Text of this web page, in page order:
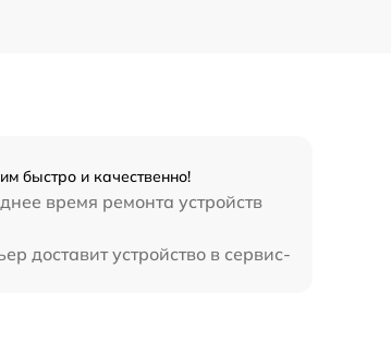
быстро и качественно!
время ремонта устройств
доставит устройство в сервис-